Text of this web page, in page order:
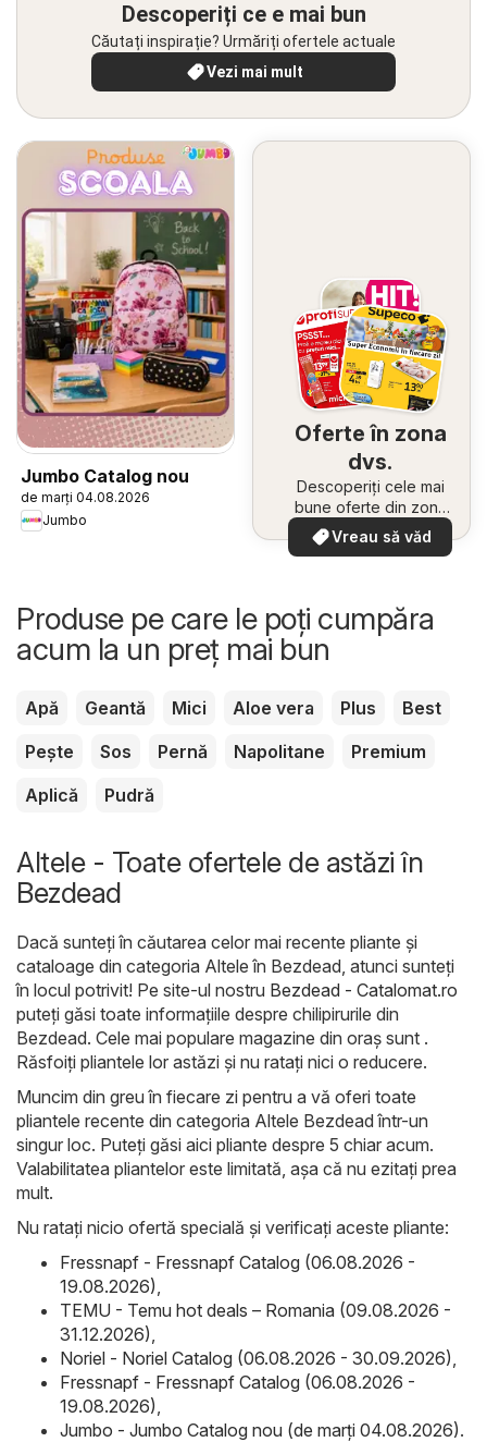
Descoperiți ce e mai bun
Căutați inspirație? Urmăriți ofertele actuale
Vezi mai mult
Jumbo Catalog nou
de marți 04.08.2026
Jumbo
Oferte în zona
dvs.
Descoperiți cele mai
bune oferte din zona
dumneavoastră
Vreau să văd
Produse pe care le poți cumpăra
acum la un preț mai bun
Apă Geantă Mici Aloe vera Plus
Best
Pește
Sos Pernă Napolitane
Premium
Aplică
Pudră
Altele - Toate ofertele de astăzi în
Bezdead
Dacă sunteți în căutarea celor mai recente pliante și
cataloage din categoria Altele în Bezdead, atunci sunteți
în locul potrivit! Pe site-ul nostru Bezdead - Catalomat.ro
puteți găsi toate informațiile despre chilipirurile din
Bezdead. Cele mai populare magazine din oraș sunt .
Răsfoiți pliantele lor astăzi și nu ratați nici o reducere.
Muncim din greu în fiecare zi pentru a vă oferi toate
pliantele recente din categoria Altele Bezdead într-un
singur loc. Puteți găsi aici pliante despre 5 chiar acum.
Valabilitatea pliantelor este limitată, așa că nu ezitați prea
mult.
Nu ratați nicio ofertă specială și verificați aceste pliante:
Fressnapf - Fressnapf Catalog (06.08.2026 -
19.08.2026)
TEMU - Temu hot deals – Romania (09.08.2026 -
31.12.2026)
Noriel - Noriel Catalog (06.08.2026 - 30.09.2026)
Fressnapf - Fressnapf Catalog (06.08.2026 -
19.08.2026)
Jumbo - Jumbo Catalog nou (de marți 04.08.2026).